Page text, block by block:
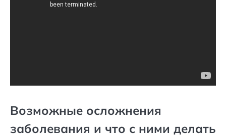
Возможные осложнения
заболевания и что с ними делать